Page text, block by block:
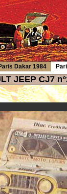
JEEP CJ7
Dakar 1984